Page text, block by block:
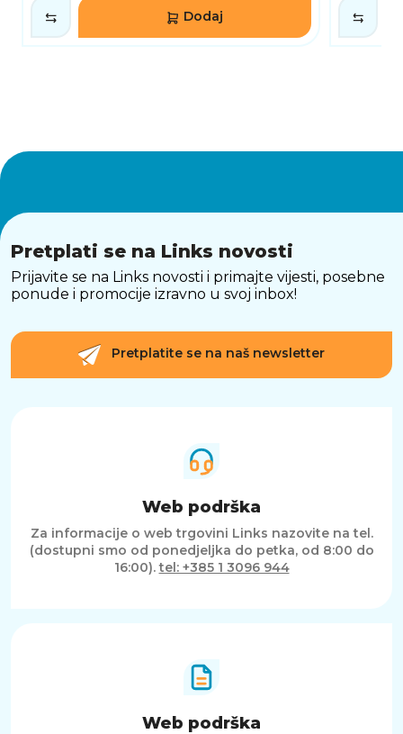
Dodaj
Pretplati se na Links novosti
Prijavite se na Links novosti i primajte vijesti, posebne
ponude i promocije izravno u svoj inbox!
Pretplatite se na naš newsletter
Web podrška
Za informacije o web trgovini Links nazovite na tel.
(dostupni smo od ponedjeljka do petka, od 8:00 do
16:00).tel: +385 1 3096 944
Web podrška